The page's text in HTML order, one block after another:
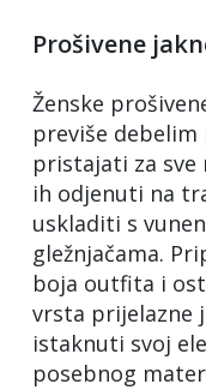
Prošivene
Ženske
previše debelim
pristajati za sve
ih odjenuti na
uskladiti s
gležnjačama.
boja outfita i
vrsta prijelazne
istaknuti svoj
posebnog